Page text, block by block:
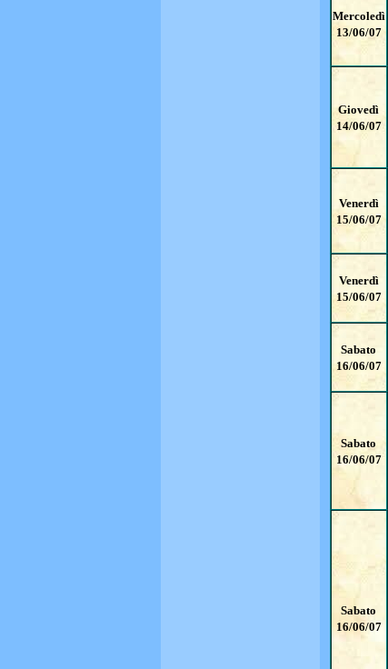
Mercoledì
13/06/07
Giovedì
14/06/07
Venerdì
15/06/07
Venerdì
15/06/07
Sabato
16/06/07
Sabato
16/06/07
Sabato
16/06/07